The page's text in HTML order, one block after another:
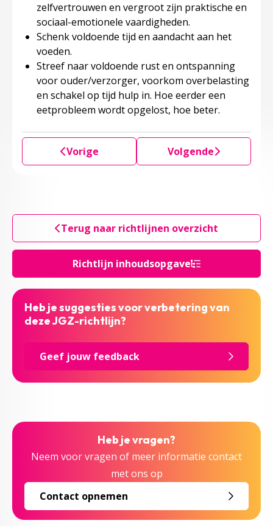
Richtlijn inhoudsopgave
zelfvertrouwen en vergroot zijn praktische en
sociaal-emotionele vaardigheden.
Schenk voldoende tijd en aandacht aan het
voeden.
Streef naar voldoende rust en ontspanning
voor ouder/verzorger, voorkom overbelasting
en schakel op tijd hulp in. Hoe eerder een
eetprobleem wordt opgelost, hoe beter.
Vorige Volgende
Terug naar richtlijnen overzicht
Heb je suggesties voor verbetering van
deze JGZ-richtlijn?
Geef jouw feedback
Heb je vragen?
Neem voor vragen of meer informatie contact
met ons op
Contact opnemen